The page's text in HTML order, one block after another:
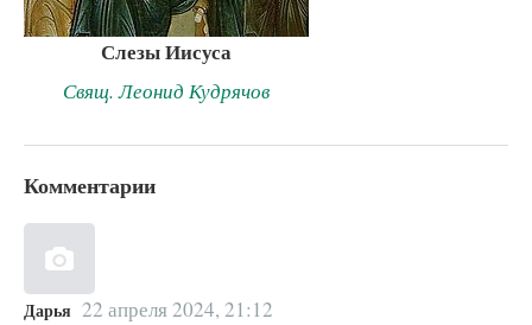
Слезы Иисуса
Свящ. Леонид Кудрячов
Комментарии
Дарья 22 апреля 2024, 21:12